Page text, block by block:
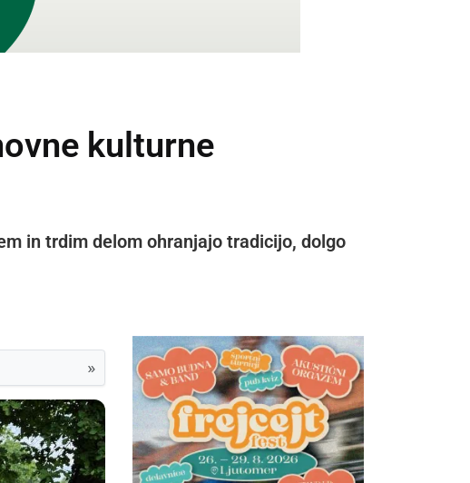
kulturne
in trdim delom ohranjajo tradicijo, dolgo
»